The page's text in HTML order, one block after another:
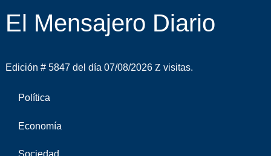
El Mensajero Diario
Edición # 5847 del día 07/08/2026 visitas.
Política
Economía